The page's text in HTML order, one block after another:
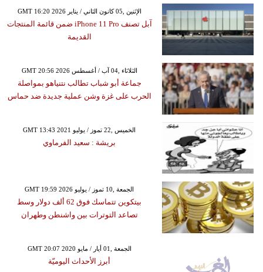
GMT 16:20 2026 الإثنين ,05 كانون الثاني / يناير
آبل تصنف iPhone 11 Pro ضمن قائمة المنتجات
القديمة
GMT 20:56 2026 الثلاثاء ,04 آب / أغسطس
جماعة أبو شباب تطالب نتنياهو بمواصلة
الحرب على غزة وشن عملية جديدة ضد حماس
GMT 13:43 2021 الخميس ,22 تموز / يوليو
بريشة : سعيد الفرماوي
GMT 19:59 2026 الجمعة ,10 تموز / يوليو
بيتكوين تتماسك فوق 62 ألف دولار وسط
تصاعد التوترات بين واشنطن وطهران
GMT 20:07 2020 الجمعة ,01 أيار / مايو
أبرز الأحداث اليوميّة